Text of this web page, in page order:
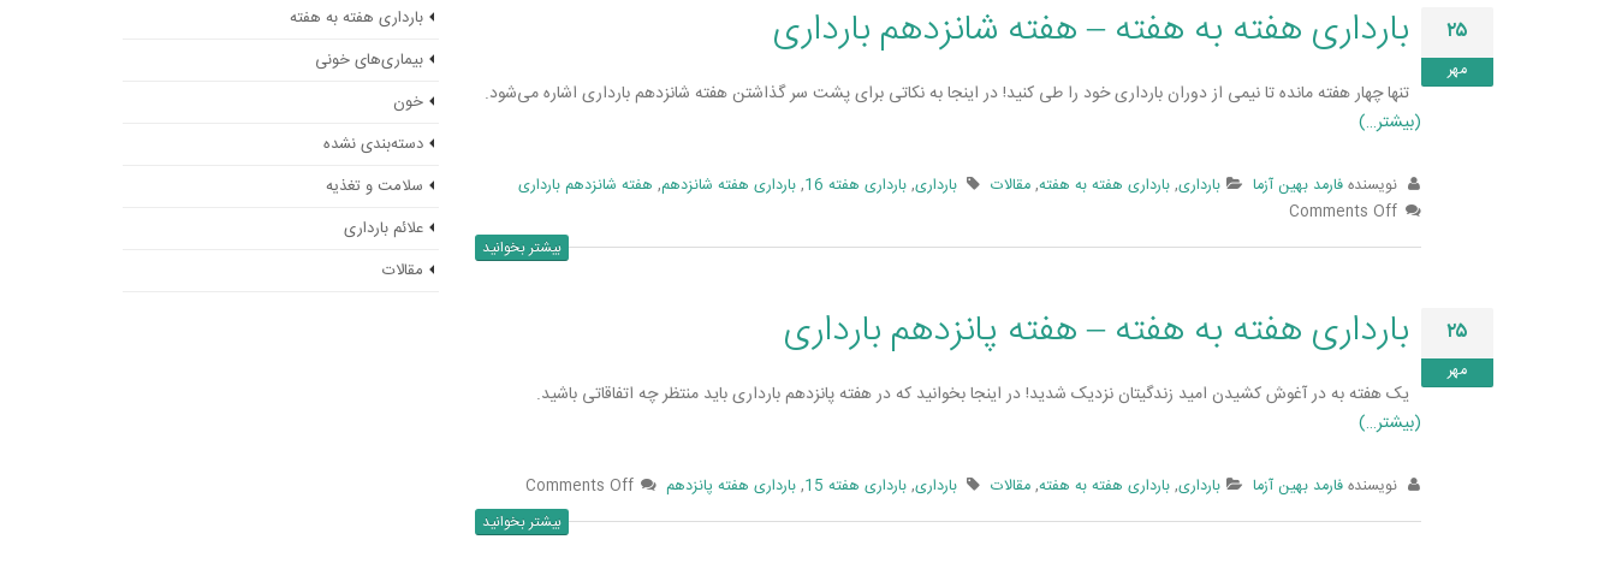
۲۵
مهر
بارداری هفته به هفته – هفته شانزدهم بارداری
تنها چهار هفته مانده تا نیمی از دوران بارداری خود را طی کنید! در اینجا به نکاتی برای پشت سر گذاشتن هفته شانزدهم بارداری اشاره می‌­شود.
(بیشتر…)
نویسندهفارمد بهین آزما بارداری,بارداری هفته به هفته,مقالات بارداری,بارداری هفته 16 ,بارداری هفته شانزدهم, هفته شانزدهم بارداری
Comments Off
بیشتر بخوانید
۲۵
مهر
بارداری هفته به هفته – هفته پانزدهم بارداری
یک هفته به در آغوش کشیدن امید زندگی­تان نزدیک شدید! در اینجا بخوانید که در هفته پانزدهم بارداری باید منتظر چه اتفاقاتی باشید.
(بیشتر…)
نویسندهفارمد بهین آزما بارداری,بارداری هفته به هفته,مقالات بارداری,بارداری هفته 15 ,بارداری هفته پانزدهم Comments Off
بیشتر بخوانید
بارداری هفته به هفته
بیماری‌های خونی
خون
دسته‌بندی نشده
سلامت و تغذیه
علائم بارداری
مقالات